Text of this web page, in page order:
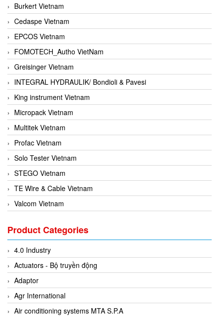
Burkert Vietnam
Cedaspe Vietnam
EPCOS Vietnam
FOMOTECH_Autho VietNam
Greisinger Vietnam
INTEGRAL HYDRAULIK/ Bondioli & Pavesi
King instrument Vietnam
Micropack Vietnam
Multitek Vietnam
Profac Vietnam
Solo Tester Vietnam
STEGO Vietnam
TE Wire & Cable Vietnam
Valcom Vietnam
3CTEST Vietnam
4B VietNam Vietnam
ABB Vietnam
AC Infinity Vietnam
AC&E Telecommunications
AC&T Vietnam
Product Categories
4.0 Industry
Actuators - Bộ truyền động
Adaptor
Agr International
Air conditioning systems MTA S.P.A